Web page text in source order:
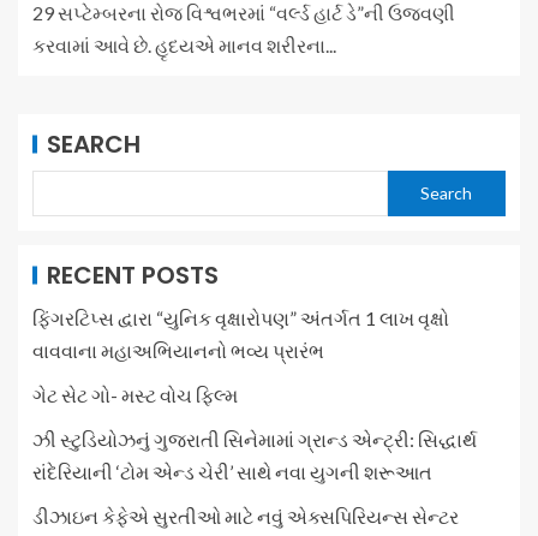
29 સપ્ટેમ્બરના રોજ વિશ્વભરમાં “વર્લ્ડ હાર્ટ ડે”ની ઉજવણી
કરવામાં આવે છે. હૃદયએ માનવ શરીરના...
SEARCH
Search
RECENT POSTS
ફિંગરટિપ્સ દ્વારા “યુનિક વૃક્ષારોપણ” અંતર્ગત 1 લાખ વૃક્ષો
વાવવાના મહાઅભિયાનનો ભવ્ય પ્રારંભ
ગેટ સેટ ગો- મસ્ટ વોચ ફિલ્મ
ઝી સ્ટુડિયોઝનું ગુજરાતી સિનેમામાં ગ્રાન્ડ એન્ટ્રી: સિદ્ધાર્થ
રાંદેરિયાની ‘ટોમ એન્ડ ચેરી’ સાથે નવા યુગની શરૂઆત
ડીઝાઇન કેફેએ સુરતીઓ માટે નવું એક્સપિરિયન્સ સેન્ટર